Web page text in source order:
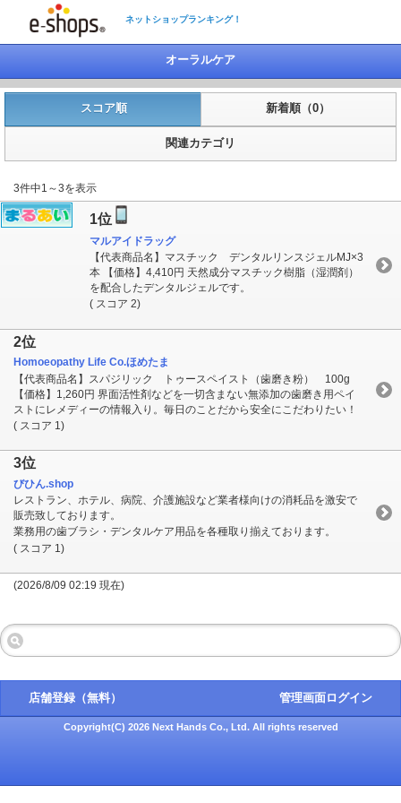
ネットショップランキング！
オーラルケア
スコア順 新着順（0）
関連カテゴリ
3件中1～3を表示
1位
マルアイドラッグ
【代表商品名】マスチック デンタルリンスジェルMJ×3
本 【価格】4,410円 天然成分マスチック樹脂（湿潤剤）
を配合したデンタルジェルです。
( スコア 2)
2位
Homoeopathy Life Co.ほめたま
【代表商品名】スパジリック トゥースペイスト（歯磨き粉） 100g
【価格】1,260円 界面活性剤などを一切含まない無添加の歯磨き用ペイ
ストにレメディーの情報入り。毎日のことだから安全にこだわりたい！
( スコア 1)
3位
びひん.shop
レストラン、ホテル、病院、介護施設など業者様向けの消耗品を激安で
販売致しております。
業務用の歯ブラシ・デンタルケア用品を各種取り揃えております。
( スコア 1)
(2026/8/09 02:19 現在)
店舗登録（無料） 管理画面ログイン
Copyright(C) 2026 Next Hands Co., Ltd. All rights reserved